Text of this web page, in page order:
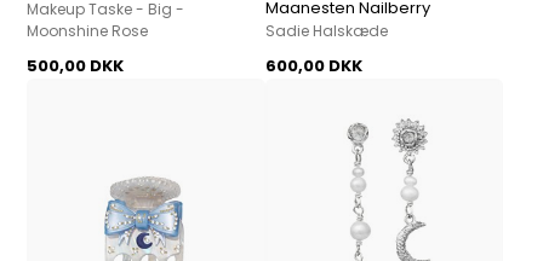
Makeup Taske - Big -
Moonshine Rose
500,00 DKK
Maanesten Nailberry
Sadie Halskæde
600,00 DKK